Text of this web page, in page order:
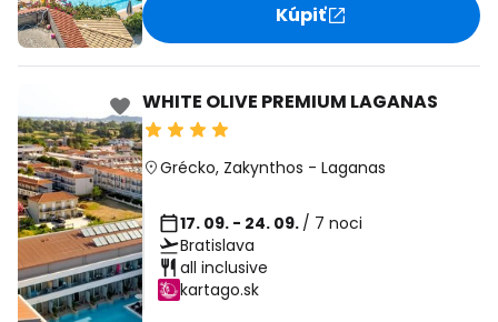
Kúpiť
WHITE OLIVE PREMIUM LAGANAS
Grécko, Zakynthos - Laganas
17. 09. - 24. 09. / 7 noci
Bratislava
all inclusive
kartago.sk